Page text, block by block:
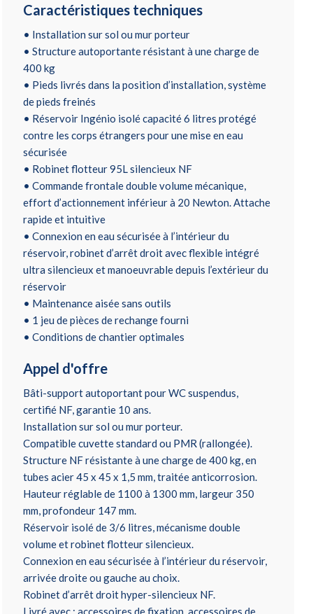
Caractéristiques techniques
• Installation sur sol ou mur porteur
• Structure autoportante résistant à une charge de
400 kg
• Pieds livrés dans la position d’installation, système
de pieds freinés
• Réservoir Ingénio isolé capacité 6 litres protégé
contre les corps étrangers pour une mise en eau
sécurisée
• Robinet flotteur 95L silencieux NF
• Commande frontale double volume mécanique,
effort d’actionnement inférieur à 20 Newton. Attache
rapide et intuitive
• Connexion en eau sécurisée à l’intérieur du
réservoir, robinet d’arrêt droit avec flexible intégré
ultra silencieux et manoeuvrable depuis l’extérieur du
réservoir
• Maintenance aisée sans outils
• 1 jeu de pièces de rechange fourni
• Conditions de chantier optimales
Appel d'offre
Bâti-support autoportant pour WC suspendus,
certifié NF, garantie 10 ans.
Installation sur sol ou mur porteur.
Compatible cuvette standard ou PMR (rallongée).
Structure NF résistante à une charge de 400 kg, en
tubes acier 45 x 45 x 1,5 mm, traitée anticorrosion.
Hauteur réglable de 1100 à 1300 mm, largeur 350
mm, profondeur 147 mm.
Réservoir isolé de 3/6 litres, mécanisme double
volume et robinet flotteur silencieux.
Connexion en eau sécurisée à l’intérieur du réservoir,
arrivée droite ou gauche au choix.
Robinet d’arrêt droit hyper-silencieux NF.
Livré avec : accessoires de fixation, accessoires de